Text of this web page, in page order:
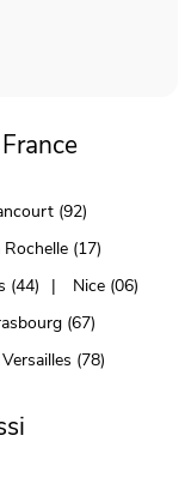
(92)
Rochelle (17)
(44)
Nice (06)
(67)
Versailles (78)